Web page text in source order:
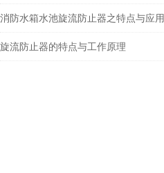
消防水箱水池旋流防止器之特点与应用
旋流防止器的特点与工作原理